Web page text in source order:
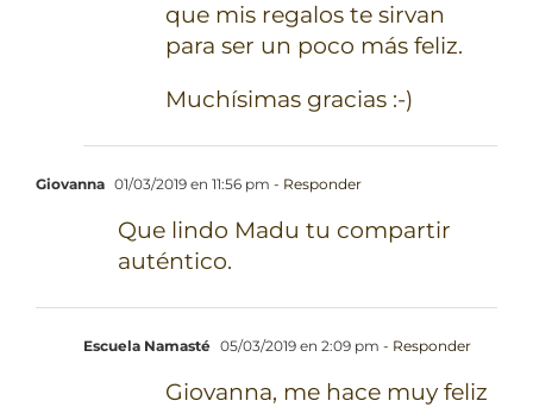
que mis regalos te sirvan
para ser un poco más feliz.
Muchísimas gracias :-)
Giovanna 01/03/2019 en 11:56 pm - Responder
Que lindo Madu tu compartir
auténtico.
Escuela Namasté 05/03/2019 en 2:09 pm - Responder
Giovanna, me hace muy feliz